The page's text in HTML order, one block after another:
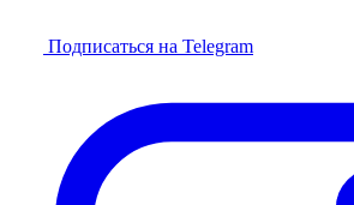
Подписаться на Telegram